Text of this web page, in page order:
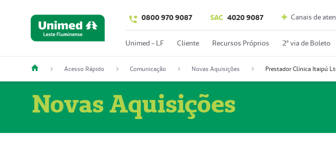
0800 970 9087 SAC 4020 9087 Canais de
Unimed - LF Cliente Recursos Próprios 2º via de Boleto
Acesso Rápido Comunicação Novas Aquisições Prestador Clínica Itaipú
Novas Aquisições